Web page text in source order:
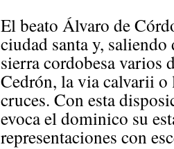
El beato Álvaro de
ciudad santa y,
sierra cordobesa varios
Cedrón, la via calvarii o
cruces. Con esta
evoca el dominico su
representaciones con